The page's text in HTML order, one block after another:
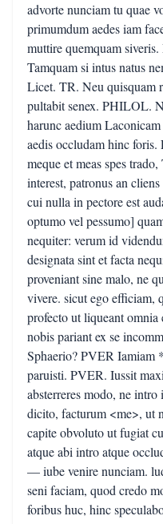
advorte nunciam tu quae
primumdum aedes iam
muttire quemquam
Tamquam si intus natus
Licet. TR. Neu quisquam
pultabit senex. PHILOL.
harunc aedium
aedis occludam hinc
meque et meas spes
interest, patronus an
cui nulla in pectore est
optumo vel pessumo]
nequiter: verum id
designata sint et facta
proveniant sine malo, ne
vivere. sicut ego efficiam,
profecto ut liqueant
nobis pariant ex se
Sphaerio? PVER Iamiam
paruisti. PVER. Iussit
absterreres modo, ne
dicito, facturum <me>, ut
capite obvoluto ut fugiat
atque abi intro atque
— iube venire nunciam.
seni faciam, quod credo
foribus huc, hinc